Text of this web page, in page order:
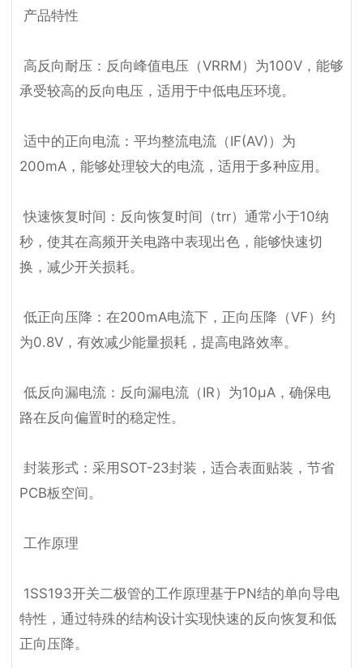
承受较高的反向电压，适用于中低电压环境。
200mA，能够处理较大的电流，适用于多种应用。
快速恢复时间：反向恢复时间（trr）通常小于10纳
秒，使其在高频开关电路中表现出色，能够快速切
换，减少开关损耗。
为0.8V，有效减少能量损耗，提高电路效率。
路在反向偏置时的稳定性。
PCB板空间。
特性，通过特殊的结构设计实现快速的反向恢复和低
正向压降。